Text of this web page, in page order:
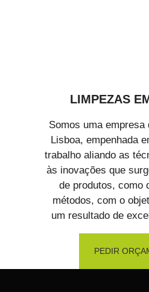
LIMPEZAS
Somos uma empresa
Lisboa, empenhada
trabalho aliando as
às inovações que
de produtos, como
métodos, com o
um resultado de
PEDIR